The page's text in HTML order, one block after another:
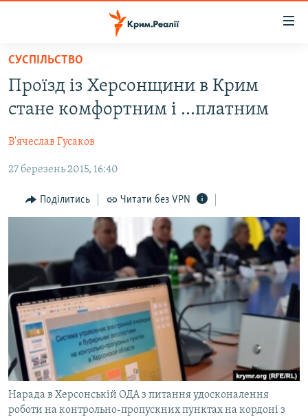
Перейти
основного
матеріалу
до
навігації
Перейти
ВОДА.КРИМ
ВІДЕО ТА ФОТО
ПОЛІТИКА
БЛОГИ
ПОГЛЯД
ВСЕ ЗА ДЕНЬ
СПЕЦПРОЕКТИ
ДЕПОРТАЦІЯ
ВІДЕОУРОКИ «ELIFBE»
СВІДЧЕННЯ ОКУПАЦІЇ
УКРАЇНСЬКА ПРОБЛЕМА КРИМУ
ІНФОГРАФІКА
ЯК ОБІЙТИ БЛОКУВАННЯ
Русский
Qırımtatar
ДОЛУЧАЙСЯ!
СУСПІЛЬСТВО
Проїзд із Херсонщини в Крим
стане комфортним і ...платним
В'ячеслав Гусаков
27 березень 2015, 16:40
Поділитись Читати без VPN
Нарада в Херсонській ОДА з питання удосконалення
роботи на контрольно-пропускних пунктах на кордоні з